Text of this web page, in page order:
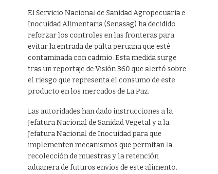
El Servicio Nacional de Sanidad Agropecuaria e
Inocuidad Alimentaria (Senasag) ha decidido
reforzar los controles en las fronteras para
evitar la entrada de palta peruana que esté
contaminada con cadmio. Esta medida surge
tras un reportaje de Visión 360 que alertó sobre
el riesgo que representa el consumo de este
producto en los mercados de La Paz.
Las autoridades han dado instrucciones a la
Jefatura Nacional de Sanidad Vegetal y a la
Jefatura Nacional de Inocuidad para que
implementen mecanismos que permitan la
recolección de muestras y la retención
aduanera de futuros envíos de este alimento.